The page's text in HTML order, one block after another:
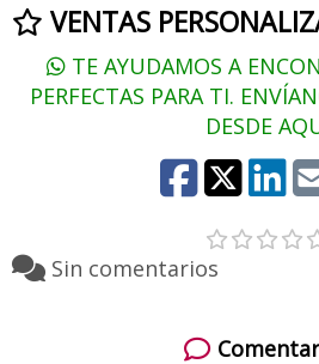
VENTAS
TE AYUDAMOS A
PERFECTAS PARA TI.
DESDE
Sin comentarios